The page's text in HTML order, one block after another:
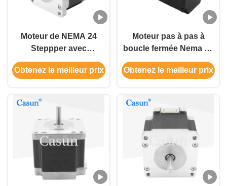
Moteur de NEMA 24
Steppper avec
l'encodeur magnétique
60*60*58mm 1.5A
Obtenez le meilleur prix
Moteur pas à pas à
boucle fermée Nema 24
Encoder pour machines
laser
Obtenez le meilleur prix